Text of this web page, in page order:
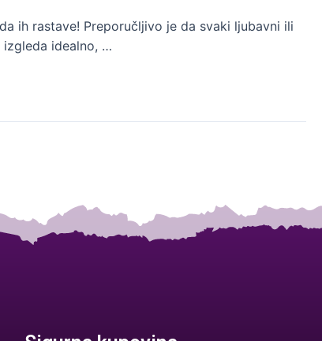
ih rastave! Preporučljivo je da svaki ljubavni ili
idealno, …